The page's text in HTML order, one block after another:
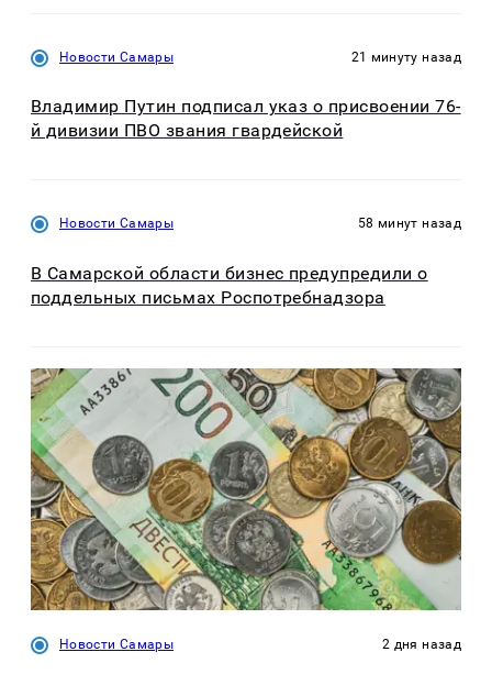
Новости Самары 21 минуту назад
Владимир Путин подписал указ о присвоении 76-
й дивизии ПВО звания гвардейской
Новости Самары 58 минут назад
В Самарской области бизнес предупредили о
поддельных письмах Роспотребнадзора
Новости Самары 2 дня назад